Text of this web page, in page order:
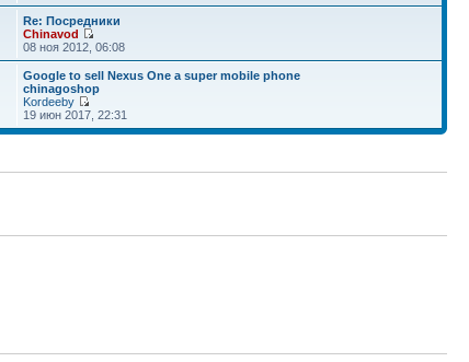
Re: Посредники
Chinavod
08 ноя 2012, 06:08
Google to sell Nexus One a super mobile phone
chinagoshop
Kordeeby
19 июн 2017, 22:31